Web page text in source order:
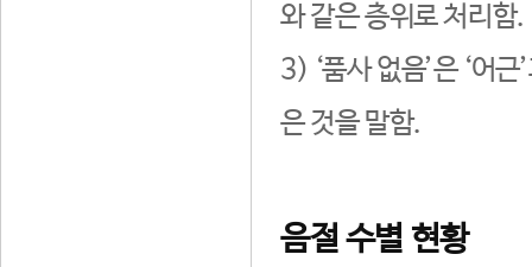
와 같은 층위로 처리함.
3) ‘품사 없음’은 ‘어
은 것을 말함.
음절 수별 현황